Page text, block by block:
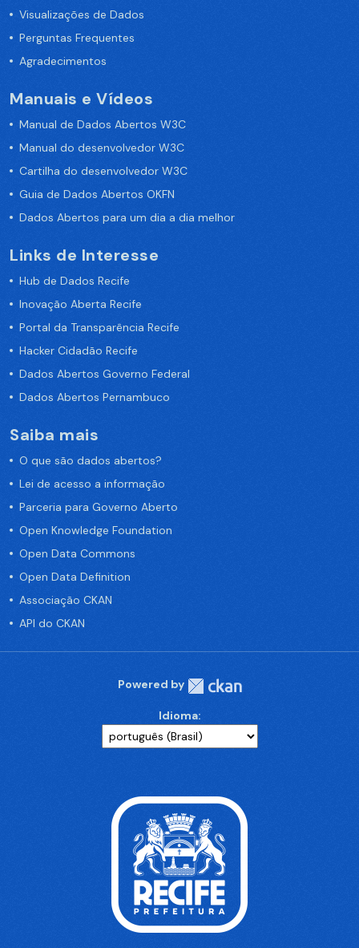
Visualizações de Dados
Perguntas Frequentes
Agradecimentos
Manuais e Vídeos
Manual de Dados Abertos W3C
Manual do desenvolvedor W3C
Cartilha do desenvolvedor W3C
Guia de Dados Abertos OKFN
Dados Abertos para um dia a dia melhor
Links de Interesse
Hub de Dados Recife
Inovação Aberta Recife
Portal da Transparência Recife
Hacker Cidadão Recife
Dados Abertos Governo Federal
Dados Abertos Pernambuco
Saiba mais
O que são dados abertos?
Lei de acesso a informação
Parceria para Governo Aberto
Open Knowledge Foundation
Open Data Commons
Open Data Definition
Associação CKAN
API do CKAN
Powered by
Idioma